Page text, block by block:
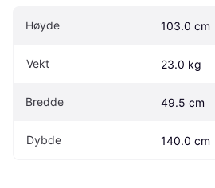
Høyde 103.0 cm
Vekt 23.0 kg
Bredde 49.5 cm
Dybde 140.0 cm